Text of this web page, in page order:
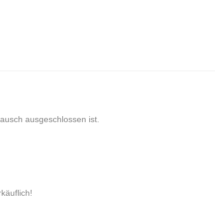
ausgeschlossen ist.